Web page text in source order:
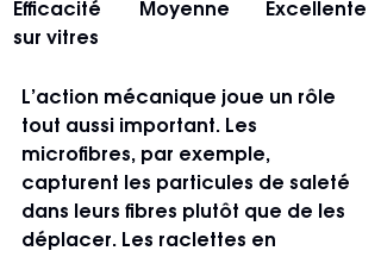
Efficacité
sur vitres
Moyenne Excellente
L’action mécanique joue un rôle
tout aussi important. Les
microfibres, par exemple,
capturent les particules de saleté
dans leurs fibres plutôt que de les
déplacer. Les raclettes en